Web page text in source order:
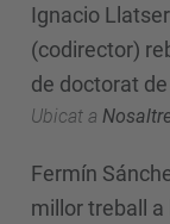
Ignacio
(codirector)
de doctorat
Ubicat a
Fermín
millor treball a